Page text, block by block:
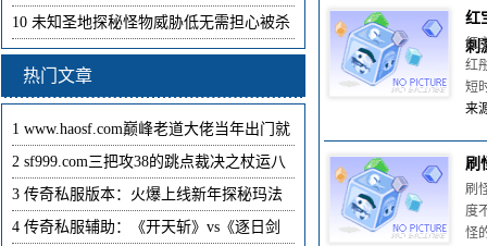
红
刺
红
红
短
来
刷
刷
度
怪
10 未知圣地探秘怪物威胁低无需担心被杀
热门文章
1 www.haosf.com巅峰老道大佬当年出门就
2 sf999.com三把攻38的跳点裁决之杖运八
3 传奇私服版本：火爆上线新年探秘玛法
4 传奇私服辅助：《开天斩》vs《逐日剑